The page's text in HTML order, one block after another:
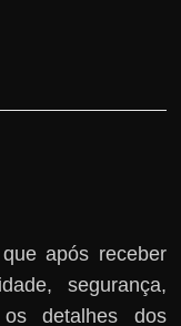
após receber
segurança,
detalhes dos